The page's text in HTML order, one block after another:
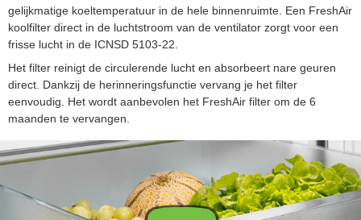
gelijkmatige koeltemperatuur in de hele binnenruimte. Een FreshAir
koolfilter direct in de luchtstroom van de ventilator zorgt voor een
frisse lucht in de ICNSD 5103-22.
Het filter reinigt de circulerende lucht en absorbeert nare geuren
direct. Dankzij de herinneringsfunctie vervang je het filter
eenvoudig. Het wordt aanbevolen het FreshAir filter om de 6
maanden te vervangen.